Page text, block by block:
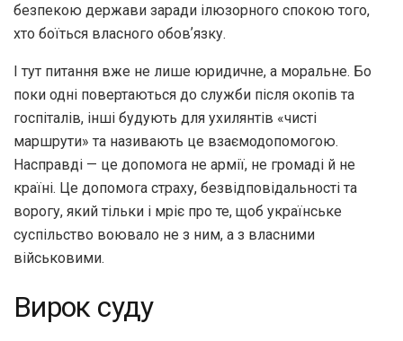
безпекою держави заради ілюзорного спокою того,
хто боїться власного обовʼязку.
І тут питання вже не лише юридичне, а моральне. Бо
поки одні повертаються до служби після окопів та
госпіталів, інші будують для ухилянтів «чисті
маршрути» та називають це взаємодопомогою.
Насправді — це допомога не армії, не громаді й не
країні. Це допомога страху, безвідповідальності та
ворогу, який тільки і мріє про те, щоб українське
суспільство воювало не з ним, а з власними
військовими.
Вирок суду